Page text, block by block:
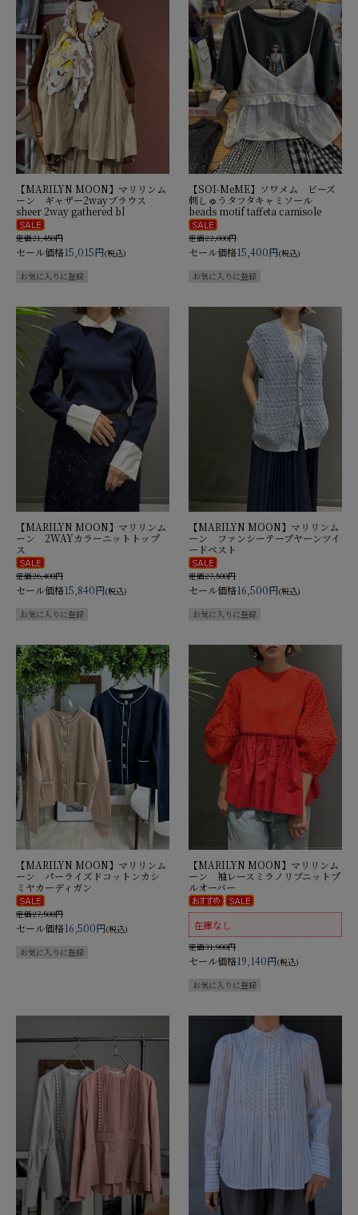
【MARILYN MOON】マリリンム
ーン ギャザー2wayブラウス
sheer 2way gathered bl
定価21,450円
セール価格15,015円(税込)
【SOI-MeME】ソワメム ビーズ
刺しゅうタフタキャミソール
beads motif taffeta camisole
定価22,000円
セール価格15,400円(税込)
【MARILYN MOON】マリリンム
ーン 2WAYカラーニットトップ
ス
定価26,400円
セール価格15,840円(税込)
【MARILYN MOON】マリリンム
ーン ファンシーテープヤーンツイ
ードベスト
定価27,500円
セール価格16,500円(税込)
【MARILYN MOON】マリリンム
ーン パーライズドコットンカシ
ミヤカーディガン
定価27,500円
セール価格16,500円(税込)
【MARILYN MOON】マリリンム
ーン 袖レースミラノリブニットプ
ルオーバー
在庫なし
定価31,900円
セール価格19,140円(税込)